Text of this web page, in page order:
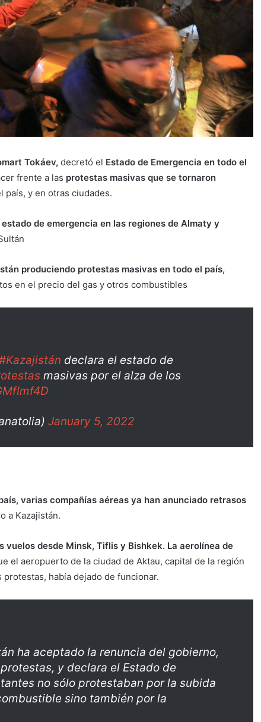
Tokáev, decretó el Estado de Emergencia en todo el
frente a las protestas masivas que se tornaron
país, y en otras ciudades.
de emergencia en las regiones de Almaty y
produciendo protestas masivas en todo el país,
en el precio del gas y otros combustibles
declara el estado de
masivas por el alza de los
January 5, 2022
varias compañías aéreas ya han anunciado retrasos
a Kazajistán.
vuelos desde Minsk, Tiflis y Bishkek. La aerolínea de
el aeropuerto de la ciudad de Aktau, capital de la región
había dejado de funcionar.
ha aceptado la renuncia del gobierno,
y declara el Estado de
no sólo protestaban por la subida
sino también por la